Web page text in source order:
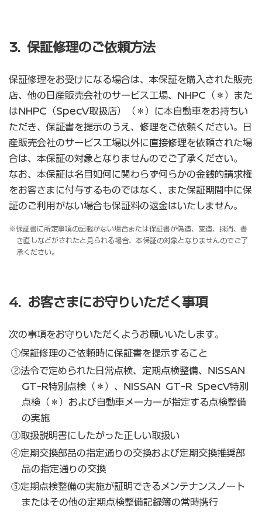
3. 保証修理のご依頼方法
保証修理をお受けになる場合は、本保証を購入された販売
店、他の日産販売会社のサービス工場、NHPC（＊）また
はNHPC（SpecV取扱店）（＊）に本自動車をお持ちい
ただき、保証書を提示のうえ、修理をご依頼ください。日
産販売会社のサービス工場以外に直接修理を依頼された場
合は、本保証の対象となりませんのでご了承ください。
なお、本保証は名目如何に関わらず何らかの金銭的請求権
をお客さまに付与するものではなく、また保証期間中に保
証のご利用がない場合も保証料の返金はいたしません。
※保証書に所定事項の記載がない場合または保証書が偽造、変造、抹消、書
き直しなどがされたと見られる場合、本保証の対象となりませんのでご了
承ください。
4. お客さまにお守りいただく事項
次の事項をお守りいただくようお願いいたします。
①保証修理のご依頼時に保証書を提示すること
②法令で定められた日常点検、定期点検整備、NISSAN
GT-R特別点検（＊）、NISSAN GT-R SpecV特別
点検（＊）および自動車メーカーが指定する点検整備
の実施
③取扱説明書にしたがった正しい取扱い
④定期交換部品の指定通りの交換および定期交換推奨部
品の指定通りの交換
⑤定期点検整備の実施が証明できるメンテナンスノート
またはその他の定期点検整備記録簿の常時携行